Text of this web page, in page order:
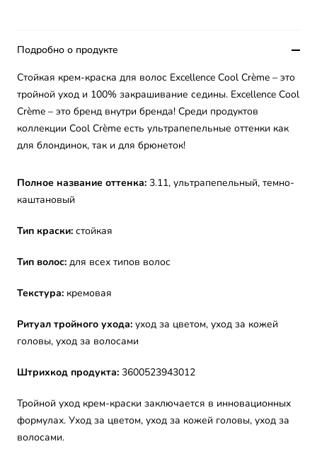
Подробно о продукте
Стойкая крем-краска для волос Excellence Cool Crème – это
тройной уход и 100% закрашивание седины. Excellence Cool
Crème – это бренд внутри бренда! Среди продуктов
коллекции Cool Crème есть ультрапепельные оттенки как
для блондинок, так и для брюнеток!
Полное название оттенка: 3.11, ультрапепельный, темно-
каштановый
Тип краски: стойкая
Тип волос: для всех типов волос
Текстура: кремовая
Ритуал тройного ухода: уход за цветом, уход за кожей
головы, уход за волосами
Штрихкод продукта: 3600523943012
Тройной уход крем-краски заключается в инновационных
формулах. Уход за цветом, уход за кожей головы, уход за
волосами.